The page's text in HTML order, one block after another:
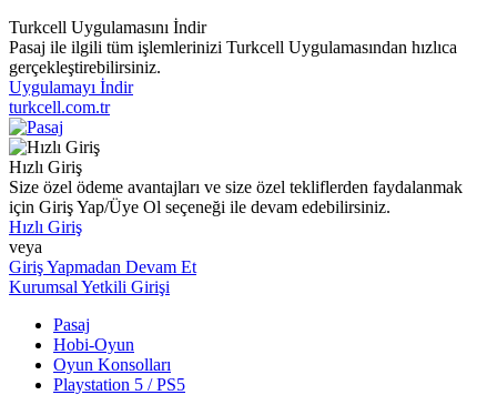
Turkcell Uygulamasını İndir
Pasaj ile ilgili tüm işlemlerinizi Turkcell Uygulamasından hızlıca
gerçekleştirebilirsiniz.
Uygulamayı İndir
turkcell.com.tr
Hızlı Giriş
Size özel ödeme avantajları ve size özel tekliflerden faydalanmak
için Giriş Yap/Üye Ol seçeneği ile devam edebilirsiniz.
Hızlı Giriş
veya
Giriş Yapmadan Devam Et
Kurumsal Yetkili Girişi
Pasaj
Hobi-Oyun
Oyun Konsolları
Playstation 5 / PS5